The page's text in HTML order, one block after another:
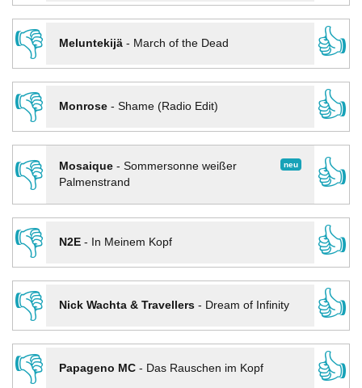
👎
Meluntekijä- March of the Dead
👍
👎
Monrose- Shame (Radio Edit)
👍
👎
neu
Mosaique- Sommersonne weißer
Palmenstrand
👍
👎
N2E- In Meinem Kopf
👍
👎
Nick Wachta & Travellers- Dream of Infinity
👍
👎
Papageno MC- Das Rauschen im Kopf
👍